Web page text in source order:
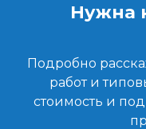
Нужна
Подробно
работ и
стоимость и